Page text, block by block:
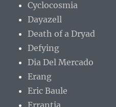
Cyclocosmia
Dayazell
Death of a Dryad
Defying
Dia Del Mercado
Erang
Eric Baule